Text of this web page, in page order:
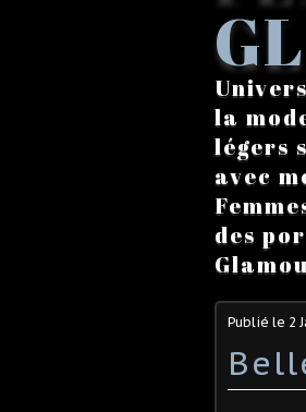
la
légers
avec
des
Publié le 2